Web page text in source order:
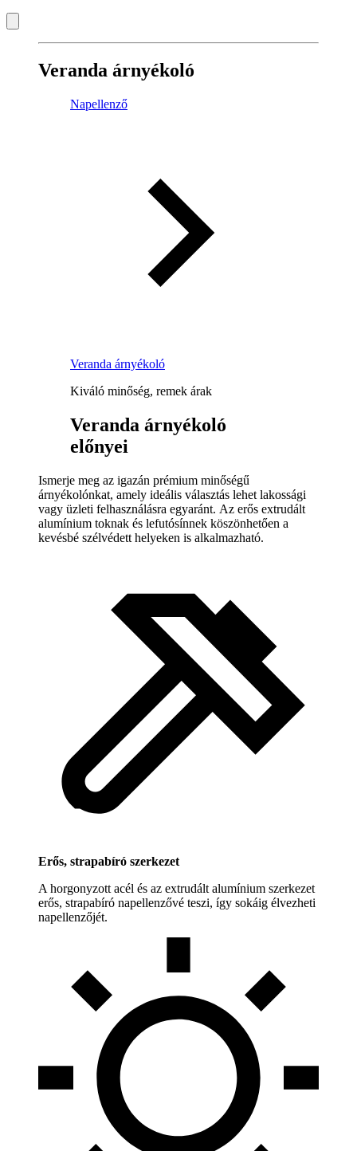
Veranda árnyékoló
Napellenző
Veranda árnyékoló
Kiváló minőség, remek árak
Veranda árnyékoló
előnyei
Ismerje meg az igazán prémium minőségű
árnyékolónkat, amely ideális választás lehet lakossági
vagy üzleti felhasználásra egyaránt. Az erős extrudált
alumínium toknak és lefutósínnek köszönhetően a
kevésbé szélvédett helyeken is alkalmazható.
Erős, strapabíró szerkezet
A horgonyzott acél és az extrudált alumínium szerkezet
erős, strapabíró napellenzővé teszi, így sokáig élvezheti
napellenzőjét.